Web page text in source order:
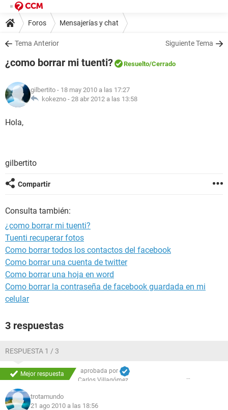
Foros Mensajerías y chat
Tema Anterior Siguiente Tema
¿como borrar mi tuenti? Resuelto/Cerrado
gilbertito - 18 may 2010 a las 17:27
kokezno - 28 abr 2012 a las 13:58
Hola,
gilbertito
Compartir
Consulta también:
¿como borrar mi tuenti?
Tuenti recuperar fotos
Como borrar todos los contactos del facebook
Como borrar una cuenta de twitter
Como borrar una hoja en word
Como borrar la contraseña de facebook guardada en mi
celular
3 respuestas
RESPUESTA 1 / 3
Mejor respuesta
aprobada por
Carlos Villagómez
trotamundo
21 ago 2010 a las 18:56